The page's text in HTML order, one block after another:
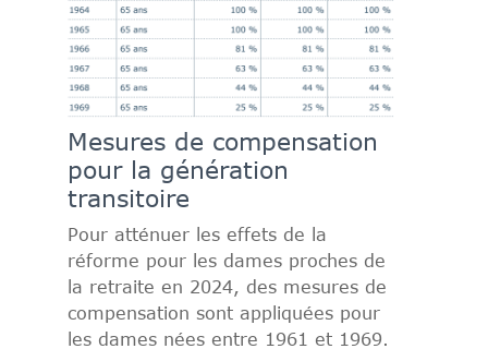
Mesures de compensation
pour la génération
transitoire
Pour atténuer les effets de la
réforme pour les dames proches de
la retraite en 2024, des mesures de
compensation sont appliquées pour
les dames nées entre 1961 et 1969.